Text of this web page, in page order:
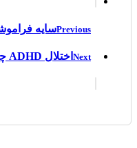
Previousسایه
Next اختلال ADHD چیست؟